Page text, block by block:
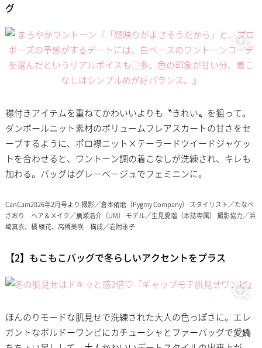
グ
襟付きアイテムを重ねてかわいいよりも〝きれい〟を狙って。
ダンボールニット素材のボリュームフレアスカートの甘さをセ
ーブするように、ポロ襟ニット×テーラードツイードジャケッ
トを合わせると、ワントーン調の着こなしが洗練され、キレも
加わる。バッグはグレーベージュでフェミニンに。
CanCam2026年2月号より 撮影／倉本侑磨（Pygmy Company） スタイリスト／たなべ
さおり ヘア＆メイク／廣瀬浩介（UM） モデル／生見愛瑠（本誌専属） 撮影協力／浜
崎真衣、橘 綾花、高橋美咲 構成／岩附永子
【2】もこもこバッグで冬らしいアクセントをプラス
ほんのりモードな肌見せで洗練された大人の色っぽさに。エレ
ガントなボルドーワンピにカチューシャとファーバッグで愛嬌